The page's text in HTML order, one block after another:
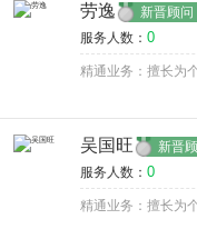
劳逸 新晋顾问
服务人数： 0
精通业务：擅长为
吴国旺 新晋
服务人数： 0
精通业务：擅长为